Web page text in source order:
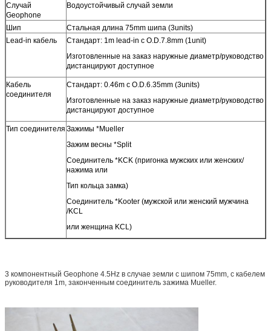
Случай
Geophone
Водоустойчивый случай земли
Шип
Стальная длина 75mm шипа (3units)
Lead-in кабель
Стандарт: 1m lead-in с O.D.7.8mm (1unit)
Изготовленные на заказ наружные диаметр/руководство
дистанцируют доступное
Кабель
соединителя
Стандарт: 0.46m с O.D.6.35mm (3units)
Изготовленные на заказ наружные диаметр/руководство
дистанцируют доступное
Тип соединителя Зажимы *Mueller
Зажим весны *Split
Соединитель *KCK (пригонка мужских или женских/
нажима или
Тип кольца замка)
Соединитель *Kooter (мужской или женский мужчина
/KCL
или женщина KCL)
3 компонентный Geophone 4.5Hz в случае земли с шипом 75mm, с кабелем
руководителя 1m, законченным соединитель зажима Mueller.